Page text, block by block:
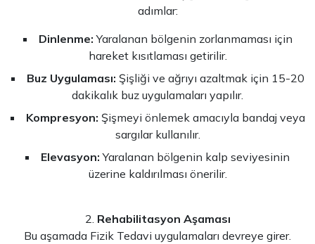
adımlar:
Dinlenme: Yaralanan bölgenin zorlanmaması için
hareket kısıtlaması getirilir.
Buz Uygulaması: Şişliği ve ağrıyı azaltmak için 15-20
dakikalık buz uygulamaları yapılır.
Kompresyon: Şişmeyi önlemek amacıyla bandaj veya
sargılar kullanılır.
Elevasyon: Yaralanan bölgenin kalp seviyesinin
üzerine kaldırılması önerilir.
Rehabilitasyon Aşaması
Bu aşamada Fizik Tedavi uygulamaları devreye girer.